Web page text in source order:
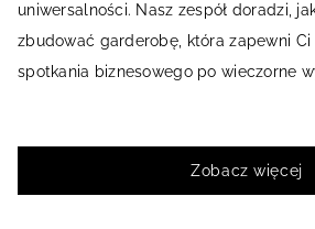
uniwersalności. Nasz zespół doradzi,
zbudować garderobę, która zapewni
spotkania biznesowego po wieczorne
Zobacz więcej